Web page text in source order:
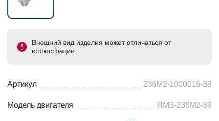
Внешний вид изделия может отличаться от
иллюстрации
Артикул 236М2-1000016-39
Модель двигателя ЯМЗ-236М2-39